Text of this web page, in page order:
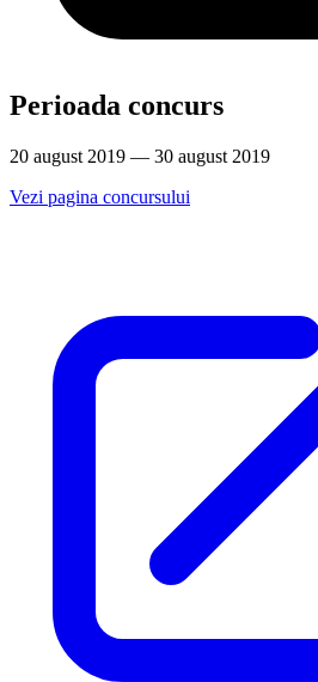
Perioada concurs
20 august 2019 — 30 august 2019
Vezi pagina concursului